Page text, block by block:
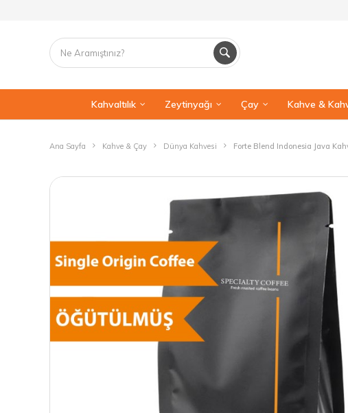
Kahvaltılık Zeytinyağı Çay Kahve &
Ana Sayfa Kahve & Çay Dünya Kahvesi Forte Blend Indonesia Java